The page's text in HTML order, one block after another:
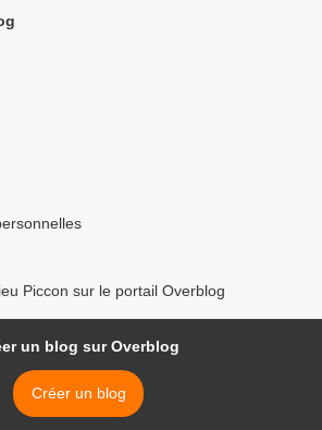
Piccon sur le portail Overblog
un blog sur Overblog
Créer un blog